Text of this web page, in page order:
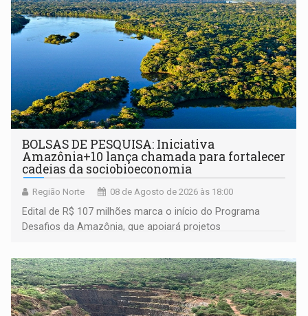
BOLSAS DE PESQUISA: Iniciativa
Amazônia+10 lança chamada para fortalecer
cadeias da sociobioeconomia
Região Norte 08 de Agosto de 2026 às 18:00
Edital de R$ 107 milhões marca o início do Programa
Desafios da Amazônia, que apoiará projetos
submissão de pré-propostas poderá ser feita até 1º de
setembro